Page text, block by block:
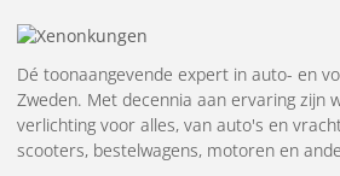
Dé toonaangevende expert in auto- en
Zweden. Met decennia aan ervaring zijn
verlichting voor alles, van auto's en
scooters, bestelwagens, motoren en